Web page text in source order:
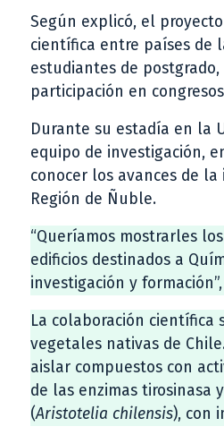
Según explicó, el
científica entre países de
estudiantes de
participación en
Durante su estadía en la
equipo de investigación,
conocer los avances de
Región de Ñuble.
“Queríamos mostrarles
edificios destinados a
investigación y
La colaboración científica
vegetales nativas de
aislar compuestos con
de las enzimas tirosinasa
(Aristotelia chilensis), con